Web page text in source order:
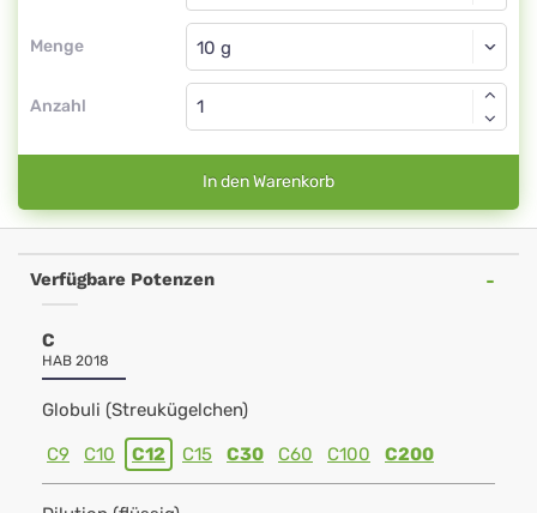
Menge
Globuli
Anzahl
In den Warenkorb
Verfügbare Potenzen
C
HAB 2018
Globuli (Streukügelchen)
C9 C10 C12 C15 C30 C60 C100 C200